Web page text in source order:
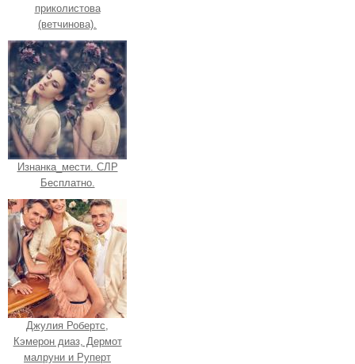
приколистова
(ветчинова).
Изнанка_мести. СЛР
Бесплатно.
Джулия Робертс,
Кэмерон диаз, Дермот
малруни и Руперт